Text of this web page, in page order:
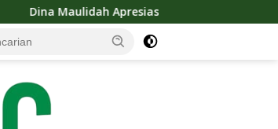
Festival Jajanan Tempo Dulu, Dorong